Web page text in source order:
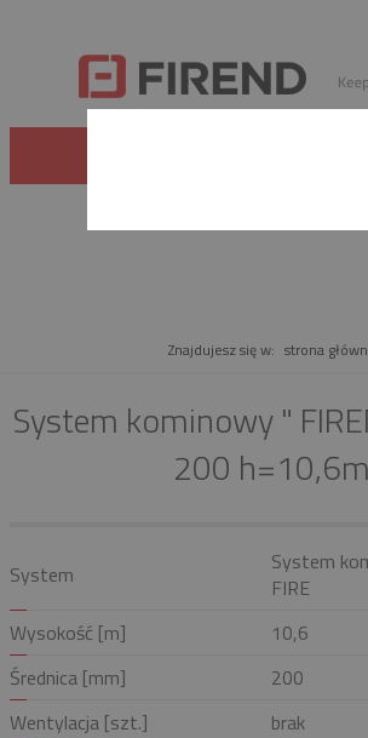
Znajdujesz się w: strona
System kominowy "
200 h=10,6m
System
System
FIRE
Wysokość [m]
10,6
Średnica [mm]
200
Wentylacja [szt.]
brak